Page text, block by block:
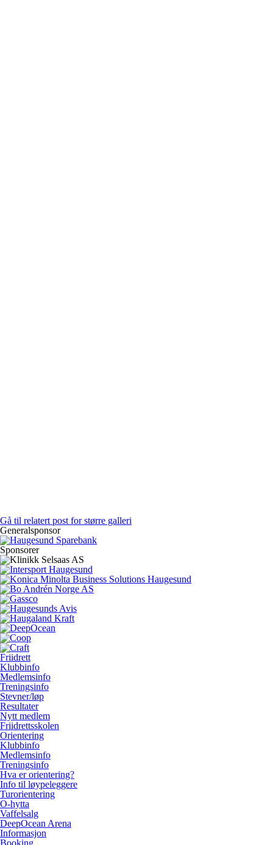
Gå til relatert post for større galleri
Generalsponsor
Sponsorer
Friidrett
Klubbinfo
Medlemsinfo
Treningsinfo
Stevner/løp
Resultater
Nytt medlem
Friidrettsskolen
Orientering
Klubbinfo
Medlemsinfo
Treningsinfo
Hva er orientering?
Info til løypeleggere
Turorientering
O-hytta
Vaffelsalg
DeepOcean Arena
Informasjon
Booking